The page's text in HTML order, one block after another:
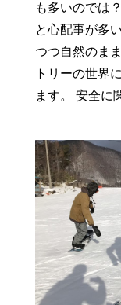
も多いのでは
と心配事が多
つつ自然のま
トリーの世界
ます。 安全に